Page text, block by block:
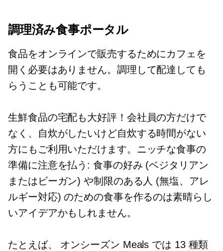
調理済み食事ポータル
食品をオンラインで販売するためにカフェを
開く必要はありません。調理して配達しても
らうことも可能です。
生鮮食品の宅配も大好評！会社員の方だけで
なく、自炊がしたいけど自炊する時間がない
方にもご利用いただけます。ニッチな食事の
準備に注意を払う: 食事の好み (ベジタリアン
またはビーガン) や制限のある人 (無塩、アレ
ルギー対応) のための食事を作るのは素晴らし
いアイデアかもしれません。
たとえば、 オンシーズン Meals では 13 種類